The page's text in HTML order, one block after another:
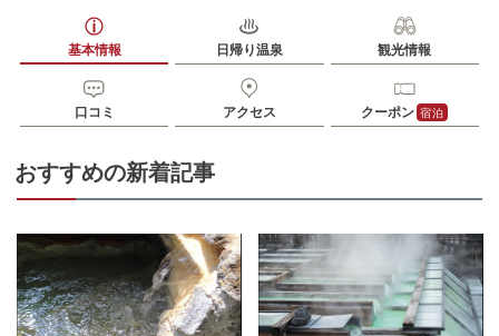
基本情報 日帰り温泉 観光情報
口コミ アクセス クーポン 宿泊
おすすめの新着記事